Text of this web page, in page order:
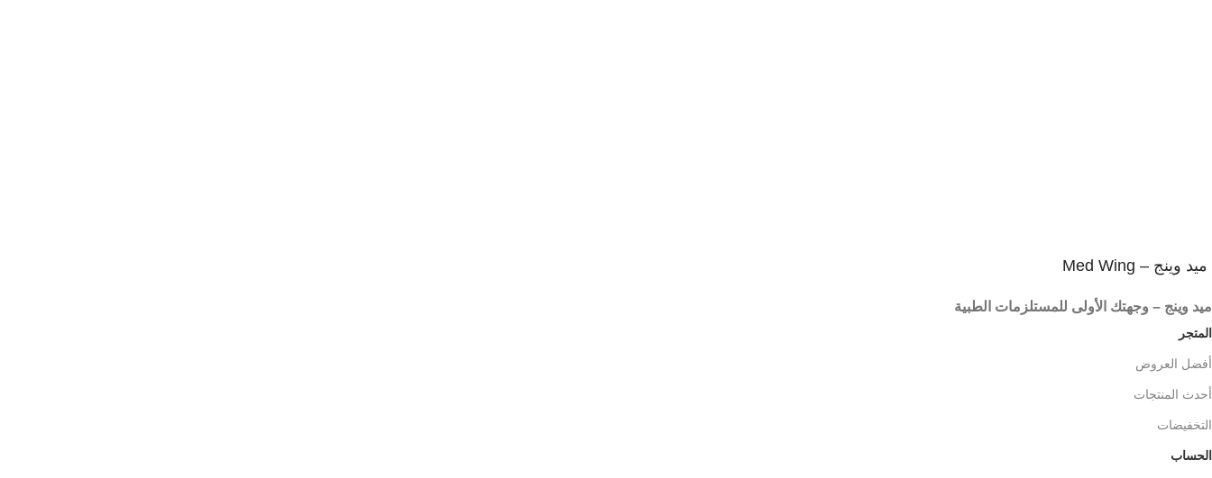
ميد وينج – Med Wing
ميد وينج – وجهتك الأولى للمستلزمات الطبية
المتجر
أفضل العروض
أحدث المنتجات
التخفيضات
الحساب